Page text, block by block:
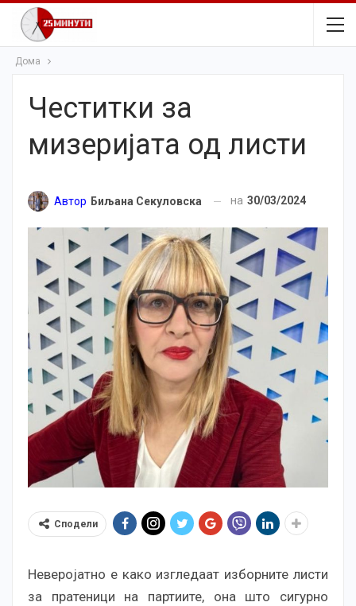
Дома
Честитки за
мизеријата од листи
Автор Биљана Секуловска на 30/03/2024
Сподели
Неверојатно е како изгледаат изборните листи
за пратеници на партиите, она што сигурно